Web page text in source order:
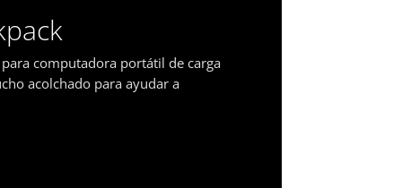
computadora portátil de carga
acolchado para ayudar a